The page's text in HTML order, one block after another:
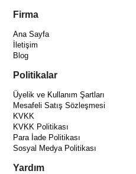
Firma
Ana Sayfa
İletişim
Blog
Politikalar
Üyelik ve Kullanım Şartları
Mesafeli Satış Sözleşmesi
KVKK
KVKK Politikası
Para İade Politikası
Sosyal Medya Politikası
Yardım